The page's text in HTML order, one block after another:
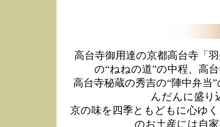
高台寺御用達の京都高台寺「
の“ねねの道”の中程、高
高台寺秘蔵の秀吉の“陣中弁
んだんに盛り
京の味を四季ともどもに心ゆ
のお土産には自